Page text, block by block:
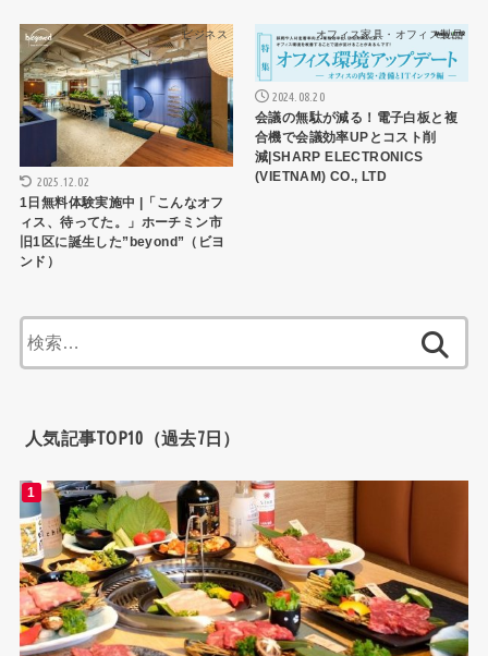
ビジネス
2025.12.02
1日無料体験実施中 |「こんなオフ
ィス、待ってた。」ホーチミン市
旧1区に誕生した”beyond”（ビヨ
ンド）
オフィス家具・オフィス製品
2024.08.20
会議の無駄が減る！電子白板と複
合機で会議効率UPとコスト削
減|SHARP ELECTRONICS
(VIETNAM) CO., LTD
索:
人気記事TOP10（過去7日）